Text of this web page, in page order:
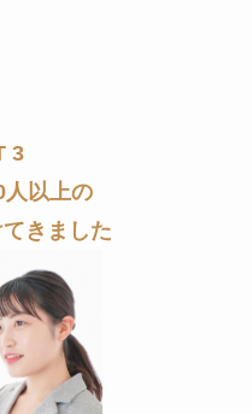
3
人以上の
きました